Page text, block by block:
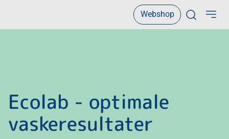
Webshop
Ecolab - optimale
vaskeresultater